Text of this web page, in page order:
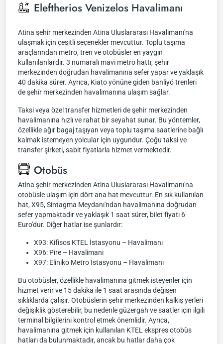
Eleftherios Venizelos Havalimanı
Atina şehir merkezinden Atina Uluslararası Havalimanı'na
ulaşmak için çeşitli seçenekler mevcuttur. Toplu taşıma
araçlarından metro, tren ve otobüsler en yaygın
kullanılanlardır. 3 numaralı mavi metro hattı, şehir
merkezinden doğrudan havalimanına sefer yapar ve yaklaşık
40 dakika sürer. Ayrıca, Kiato yönüne giden banliyö trenleri
de şehir merkezinden havalimanına ulaşım sağlar.
Taksi veya özel transfer hizmetleri de şehir merkezinden
havalimanına hızlı ve rahat bir seyahat sunar. Bu yöntemler,
özellikle ağır bagaj taşıyan veya toplu taşıma saatlerine bağlı
kalmak istemeyen yolcular için uygundur. Çoğu taksi ve
transfer şirketi, sabit fiyatlarla hizmet vermektedir.
Otobüs
Atina şehir merkezinden Atina Uluslararası Havalimanı'na
otobüsle ulaşım için dört ana hat mevcuttur. En sık kullanılan
hat, X95, Sintagma Meydanı'ndan havalimanına doğrudan
sefer yapmaktadır ve yaklaşık 1 saat sürer, bilet fiyatı 6
Euro'dur. Diğer hatlar ise şunlardır:
X93: Kifisos KTEL İstasyonu – Havalimanı
X96: Pire – Havalimanı
X97: Eliniko Metro İstasyonu – Havalimanı
Bu otobüsler, özellikle havalimanına gitmek isteyenler için
hizmet verir ve 15 dakika ile 1 saat arasında değişen
sıklıklarda çalışır. Otobüslerin şehir merkezinden kalkış yerleri
değişiklik gösterebilir, bu nedenle güzergah ve saatler için ilgili
terminal bilgilerini kontrol etmek önemlidir. Ayrıca,
havalimanına gitmek için kullanılan KTEL ekspres otobüs
hatları da bulunmaktadır, ancak bu hatlar daha çok